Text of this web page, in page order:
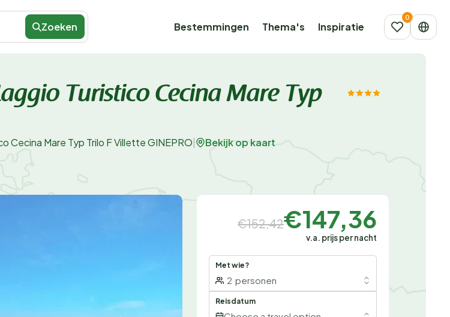
Zoeken Bestemmingen Thema's Inspiratie
Turistico Cecina Mare Typ
Cecina Mare Typ Trilo F Villette GINEPRO
Bekijk op kaart
€152,42€147,36
v.a. prijs per nacht
Met wie?
2 personen
Reisdatum